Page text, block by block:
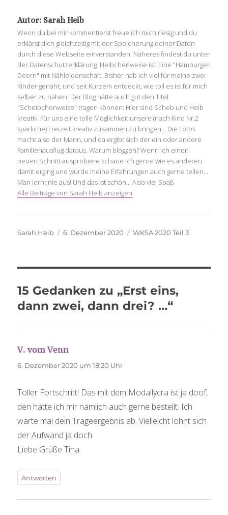
Autor: Sarah Heib
Wenn du bei mir kommentierst freue ich mich riesig und du
erklärst dich gleichzeitig mit der Speicherung deiner Daten
durch diese Webseite einverstanden. Näheres findest du unter
der Datenschutzerklärung. Heibchenweise ist: Eine "Hamburger
Deern" mit Nähleidenschaft. Bisher hab ich viel für meine zwei
Kinder genäht, und seit Kurzem entdeckt, wie toll es ist für mich
selber zu nähen. Der Blog hätte auch gut den Titel
"Scheibchenweise" tragen können: Hier sind Scheb und Heib
kreativ. Für uns eine tolle Möglichkeit unsere (nach Kind Nr.2
spärliche) Freizeit kreativ zusammen zu bringen... Die Fotos
macht also der Mann, und da ergibt sich der ein oder andere
Familienausflug daraus. Warum bloggen? Wenn ich einen
neuen Schnitt ausprobiere schaue ich gerne wie es anderen
damit erging und würde meine Erfahrungen auch gerne teilen...
Man lernt nie aus! Und das ist schön... Also viel Spaß
Alle Beiträge von Sarah Heib anzeigen
Autor
Sarah Heib
Veröffentlicht
6. Dezember 2020 Schlagwörter
WKSA 2020 Teil 3
15 Gedanken zu „Erst eins,
dann zwei, dann drei? …“
V. vom Venn
6. Dezember 2020 um 18:20 Uhr
Toller Fortschritt! Das mit dem Modallycra ist ja doof,
den hätte ich mir nämlich auch gerne bestellt. Ich
warte mal dein Trageergebnis ab. Vielleicht lohnt sich
der Aufwand ja doch.
Liebe Grüße Tina
Antworten